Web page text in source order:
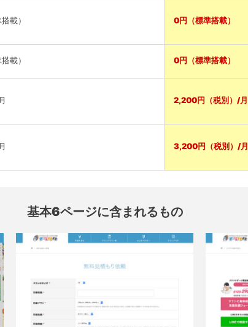
載） 0円（標準搭載）
載） 0円（標準搭載）
2,200円（税別）/月
3,200円（税別）/月
基本6ページに含まれるもの